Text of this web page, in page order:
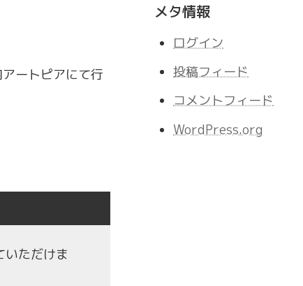
ートピアにて行
いただけま
メタ情報
ログイン
投稿フィード
コメントフィード
WordPress.org